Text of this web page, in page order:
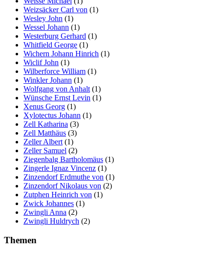
Weizsäcker Carl von (1)
Wesley John (1)
Wessel Johann (1)
Westerburg Gerhard (1)
Whitfield George (1)
Wichern Johann Hinrich (1)
Wiclif John (1)
Wilberforce William (1)
Winkler Johann (1)
Wolfgang von Anhalt (1)
Wünsche Ernst Levin (1)
Xenus Georg (1)
Xylotectus Johann (1)
Zell Katharina (3)
Zell Matthäus (3)
Zeller Albert (1)
Zeller Samuel (2)
Ziegenbalg Bartholomäus (1)
Zingerle Ignaz Vincenz (1)
Zinzendorf Erdmuthe von (1)
Zinzendorf Nikolaus von (2)
Zutphen Heinrich von (1)
Zwick Johannes (1)
Zwingli Anna (2)
Zwingli Huldrych (2)
Themen